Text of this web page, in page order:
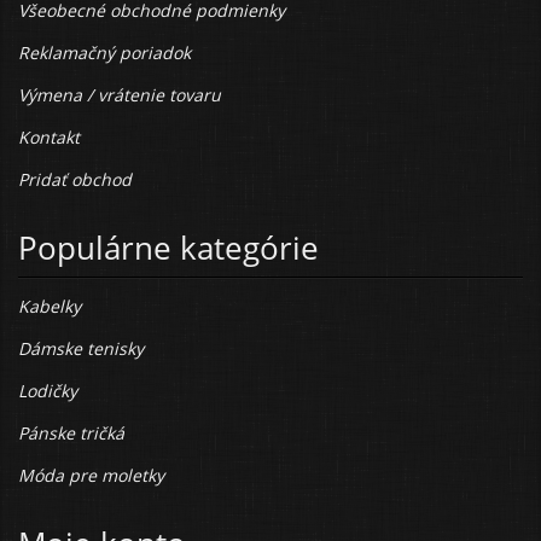
Všeobecné obchodné podmienky
Reklamačný poriadok
Výmena / vrátenie tovaru
Kontakt
Pridať obchod
Populárne kategórie
Kabelky
Dámske tenisky
Lodičky
Pánske tričká
Móda pre moletky